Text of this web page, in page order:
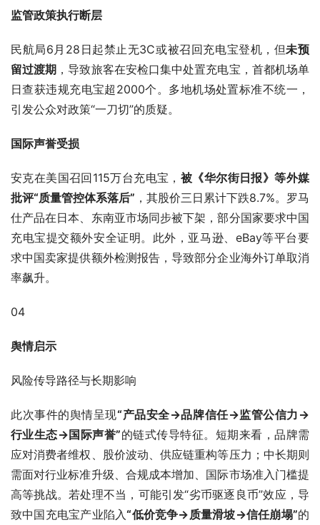
监管政策执行断层
民航局6月28日起禁止无3C或被召回充电宝登机，但未预
留过渡期 ，导致旅客在安检口集中处置充电宝，首都机场单
日查获违规充电宝超2000个。多地机场处置标准不统一，
引发公众对政策“一刀切”的质疑。
国际声誉受损
安克在美国召回115万台充电宝， 被《华尔街日报》等外媒
批评“质量管控体系落后” ，其股价三日累计下跌8.7%。罗马
仕产品在日本、东南亚市场同步被下架，部分国家要求中国
充电宝提交额外安全证明。此外，亚马逊、eBay等平台要
求中国卖家提供额外检测报告，导致部分企业海外订单取消
率飙升。
04
舆情启示
风险传导路径与长期影响
此次事件的舆情呈现“产品安全→品牌信任→监管公信力→
行业生态→国际声誉”的链式传导特征。短期来看，品牌需
应对消费者维权、股价波动、供应链重构等压力；中长期则
需面对行业标准升级、合规成本增加、国际市场准入门槛提
高等挑战。若处理不当，可能引发“劣币驱逐良币”效应，导
致中国充电宝产业陷入“低价竞争→质量滑坡→信任崩塌”的